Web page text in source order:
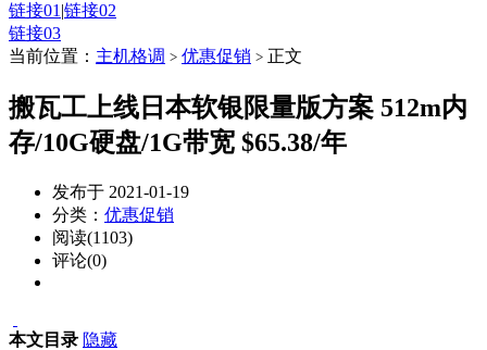
链接01 |链接02
链接03
当前位置： 主机格调 > 优惠促销 > 正文
搬瓦工上线日本软银限量版方案 512m内
存/10G硬盘/1G带宽 $65.38/年
发布于 2021-01-19
分类： 优惠促销
阅读(1103)
评论(0)
本文目录 隐藏